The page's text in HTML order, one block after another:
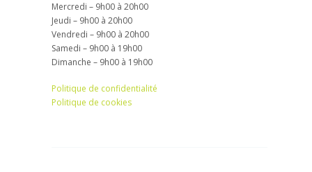
Mercredi – 9h00 à 20h00
Jeudi – 9h00 à 20h00
Vendredi – 9h00 à 20h00
Samedi – 9h00 à 19h00
Dimanche – 9h00 à 19h00
Politique de confidentialité
Politique de cookies